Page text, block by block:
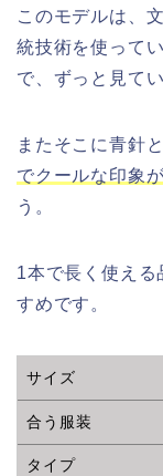
このモデルは、
統技術を使って
で、ずっと見て
またそこに青針
でクールな印象
う。
1本で長く使える
すめです。
サイズ
合う服装
タイプ